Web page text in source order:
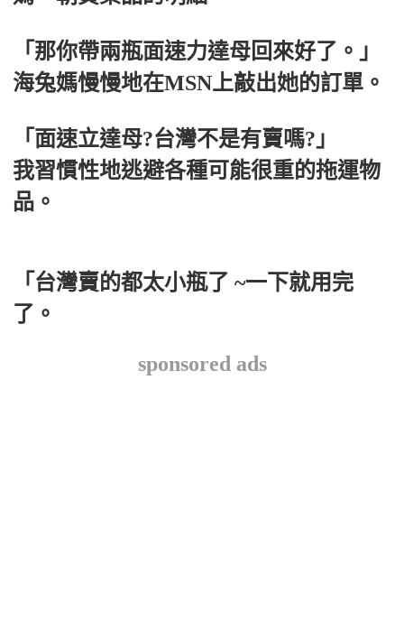
「那你帶兩瓶面速力達母回來好了。」
海兔媽慢慢地在MSN上敲出她的訂單。
「面速立達母?台灣不是有賣嗎?」
我習慣性地逃避各種可能很重的拖運物
品。
「台灣賣的都太小瓶了 ~一下就用完
了。
sponsored ads